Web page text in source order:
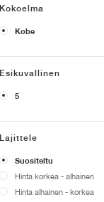
Kokoelma
Kobe
Esikuvallinen
5
Lajittele
Suositeltu
Hinta korkea - alhainen
Hinta alhainen - korkea